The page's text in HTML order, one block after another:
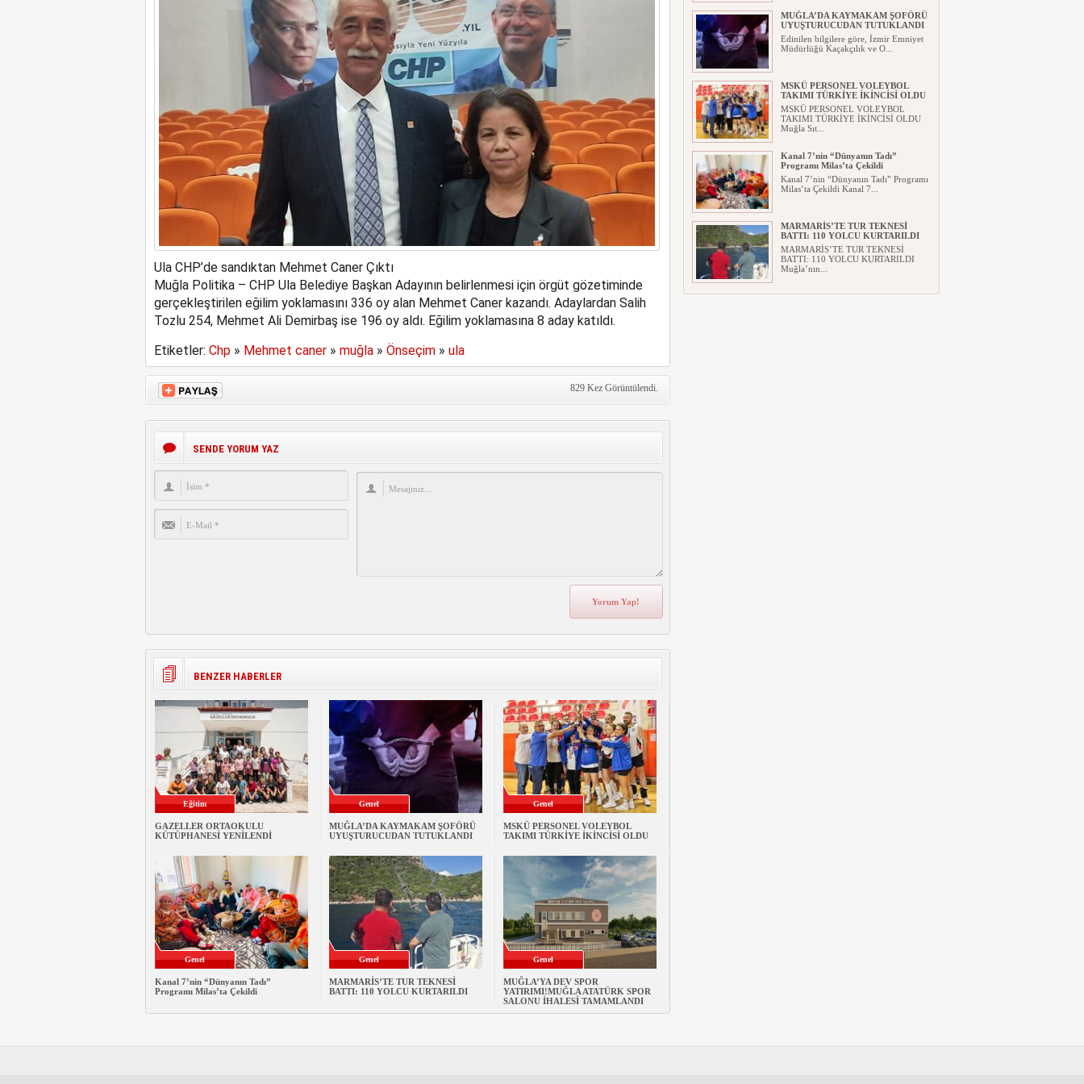
Ula CHP’de sandıktan Mehmet Caner Çıktı
Muğla Politika – CHP Ula Belediye Başkan Adayının belirlenmesi için örgüt gözetiminde
gerçekleştirilen eğilim yoklamasını 336 oy alan Mehmet Caner kazandı. Adaylardan Salih
Tozlu 254, Mehmet Ali Demirbaş ise 196 oy aldı. Eğilim yoklamasına 8 aday katıldı.
Etiketler: Chp» Mehmet caner» muğla» Önseçim» ula
829 Kez Görüntülendi.
SENDE YORUM YAZ
BENZER HABERLER
Eğitim
GAZELLER ORTAOKULU
KÜTÜPHANESİ YENİLENDİ
Genel
MUĞLA’DA KAYMAKAM ŞOFÖRÜ
UYUŞTURUCUDAN TUTUKLANDI
Genel
MSKÜ PERSONEL VOLEYBOL
TAKIMI TÜRKİYE İKİNCİSİ OLDU
Genel
Kanal 7’nin “Dünyanın Tadı”
Programı Milas’ta Çekildi
Genel
MARMARİS’TE TUR TEKNESİ
BATTI: 110 YOLCU KURTARILDI
Genel
MUĞLA’YA DEV SPOR
YATIRIMI!MUĞLA ATATÜRK SPOR
SALONU İHALESİ TAMAMLANDI
MUĞLA’DA KAYMAKAM ŞOFÖRÜ
UYUŞTURUCUDAN TUTUKLANDI
Edinilen bilgilere göre, İzmir Emniyet
Müdürlüğü Kaçakçılık ve O...
MSKÜ PERSONEL VOLEYBOL
TAKIMI TÜRKİYE İKİNCİSİ OLDU
MSKÜ PERSONEL VOLEYBOL
TAKIMI TÜRKİYE İKİNCİSİ OLDU
Muğla Sıt...
Kanal 7’nin “Dünyanın Tadı”
Programı Milas’ta Çekildi
Kanal 7’nin “Dünyanın Tadı” Programı
Milas’ta Çekildi Kanal 7...
MARMARİS’TE TUR TEKNESİ
BATTI: 110 YOLCU KURTARILDI
MARMARİS’TE TUR TEKNESİ
BATTI: 110 YOLCU KURTARILDI
Muğla’nın...
MUĞLA’YA DEV SPOR